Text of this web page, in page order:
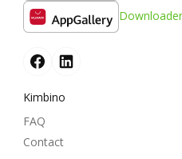
Kimbino
FAQ
Contact